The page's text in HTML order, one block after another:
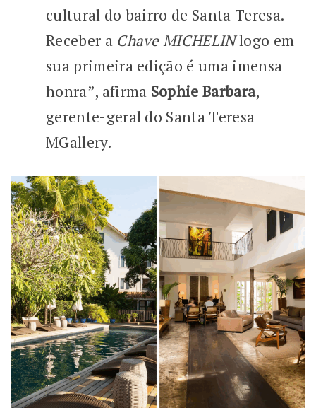
cultural do bairro de Santa Teresa.
Receber a Chave MICHELINlogo em
sua primeira edição é uma imensa
honra”, afirma Sophie Barbara,
gerente-geral do Santa Teresa
MGallery.